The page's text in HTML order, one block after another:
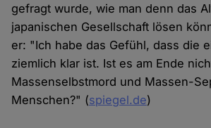
gefragt wurde, wie man denn das
japanischen Gesellschaft lösen
er: "Ich habe das Gefühl, dass die
ziemlich klar ist. Ist es am Ende
Massenselbstmord und Massen-
Menschen?" (spiegel.de)